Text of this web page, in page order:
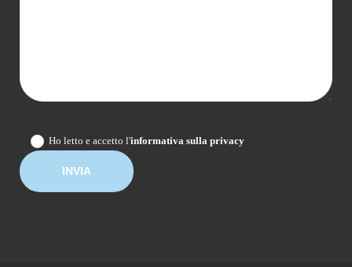
Ho letto e accetto l'informativa sulla privacy